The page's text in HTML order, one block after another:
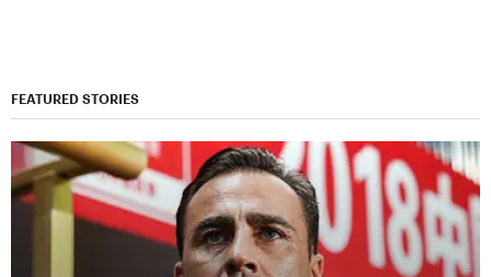
FEATURED STORIES